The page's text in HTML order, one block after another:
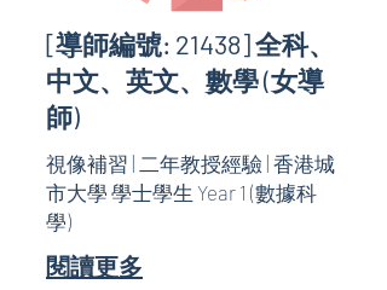
[導師編號: 21438] 全科、
中文、英文、數學 (女導
師)
視像補習 | 二年教授經驗 | 香港城
市大學 學士學生 Year 1 (數據科
學)
閱讀更多